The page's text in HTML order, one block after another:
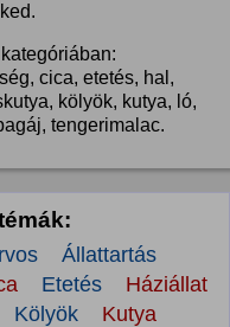
cica, etetés, hal,
kölyök, kutya, ló,
tengerimalac.
Állattartás
Etetés
Háziállat
Kölyök
Kutya